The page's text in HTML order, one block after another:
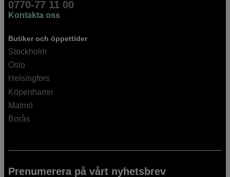
0770-77 11 00
Kontakta oss
Butiker och öppettider
Stockholm
Oslo
Helsingfors
Köpenhamn
Malmö
Borås
Prenumerera på vårt nyhetsbrev